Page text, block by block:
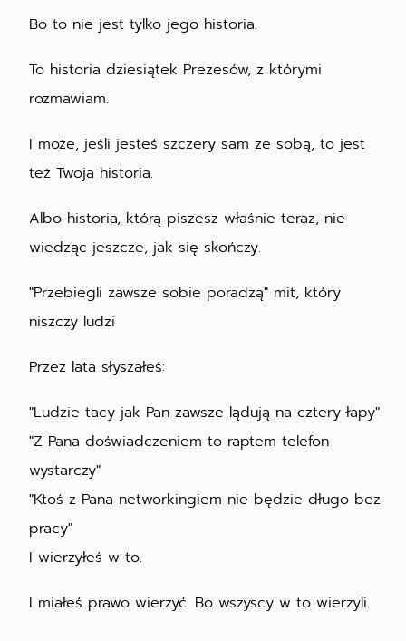
Bo to nie jest tylko jego historia.
To historia dziesiątek Prezesów, z którymi
rozmawiam.
I może, jeśli jesteś szczery sam ze sobą, to jest
też Twoja historia.
Albo historia, którą piszesz właśnie teraz, nie
wiedząc jeszcze, jak się skończy.
"Przebiegli zawsze sobie poradzą" mit, który
niszczy ludzi
Przez lata słyszałeś:
"Ludzie tacy jak Pan zawsze lądują na cztery łapy"
"Z Pana doświadczeniem to raptem telefon
wystarczy"
"Ktoś z Pana networkingiem nie będzie długo bez
pracy"
I wierzyłeś w to.
I miałeś prawo wierzyć. Bo wszyscy w to wierzyli.